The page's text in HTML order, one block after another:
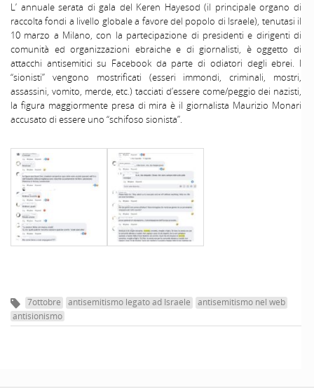
L’ annuale serata di gala del Keren Hayesod (il principale organo di
raccolta fondi a livello globale a favore del popolo di Israele), tenutasi il
10 marzo a Milano, con la partecipazione di presidenti e dirigenti di
comunità ed organizzazioni ebraiche e di giornalisti, è oggetto di
attacchi antisemitici su Facebook da parte di odiatori degli ebrei. I
“sionisti” vengono mostrificati (esseri immondi, criminali, mostri,
assassini, vomito, merde, etc.) tacciati d’essere come/peggio dei nazisti,
la figura maggiormente presa di mira è il giornalista Maurizio Monari
accusato di essere uno “schifoso sionista”.
7ottobre antisemitismo legato ad Israele
antisemitismo nel web
antisionismo